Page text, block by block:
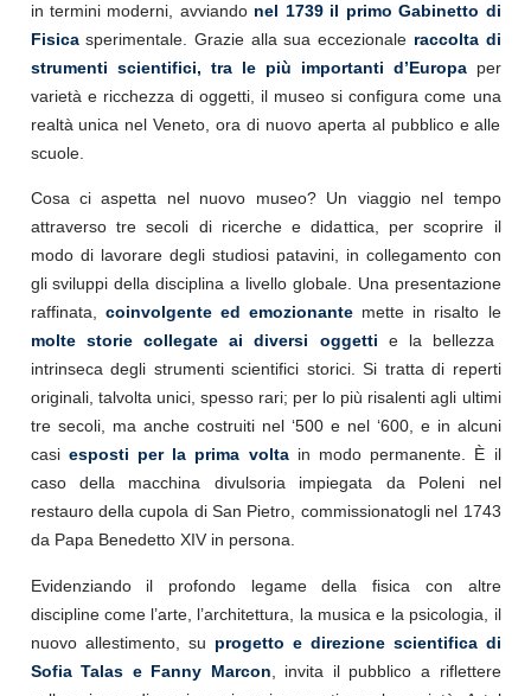
in termini moderni, avviando nel 1739 il primo Gabinetto di
Fisicasperimentale. Grazie alla sua eccezionale raccolta di
strumenti scientifici, tra le più importanti d’Europa per
varietà e ricchezza di oggetti, il museo si configura come una
realtà unica nel Veneto, ora di nuovo aperta al pubblico e alle
scuole.
Cosa ci aspetta nel nuovo museo? Un viaggio nel tempo
attraverso tre secoli di ricerche e didattica, per scoprire il
modo di lavorare degli studiosi patavini, in collegamento con
gli sviluppi della disciplina a livello globale. Una presentazione
raffinata, coinvolgente ed emozionante mette in risalto le
molte storie collegate ai diversi oggetti e la bellezza
intrinseca degli strumenti scientifici storici. Si tratta di reperti
originali, talvolta unici, spesso rari; per lo più risalenti agli ultimi
tre secoli, ma anche costruiti nel ‘500 e nel ‘600, e in alcuni
casi esposti per la prima voltain modo permanente. È il
caso della macchina divulsoria impiegata da Poleni nel
restauro della cupola di San Pietro, commissionatogli nel 1743
da Papa Benedetto XIV in persona.
Evidenziando il profondo legame della fisica con altre
discipline come l’arte, l’architettura, la musica e la psicologia, il
nuovo allestimento, su progetto e direzione scientifica di
Sofia Talas e Fanny Marcon , invita il pubblico a riflettere